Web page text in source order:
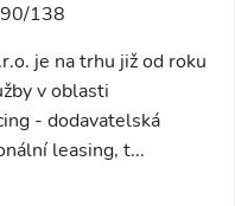
138
je na trhu již od roku
v oblasti
- dodavatelská
leasing, t...